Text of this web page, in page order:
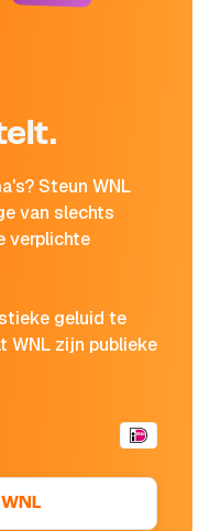
Steun WNL
van slechts
verplichte
geluid te
WNL zijn publieke